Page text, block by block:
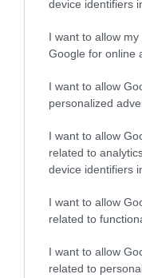
device identifiers
I want to allow
Google for online
I want to allow
personalized
I want to allow
related to
device identifiers
I want to allow
related to
I want to allow
related to
Nordic
cuando la vi, partiendo
apariencia, que me